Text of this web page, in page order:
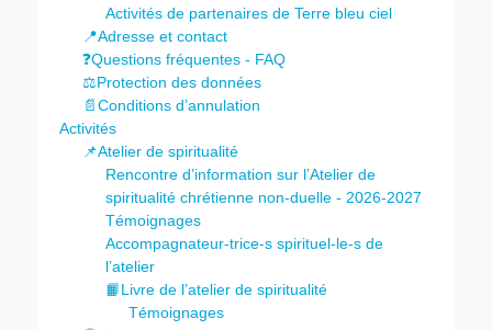
Activités de partenaires de Terre bleu ciel
📍Adresse et contact
❓Questions fréquentes - FAQ
⚖️Protection des données
📄Conditions d’annulation
Activités
📌Atelier de spiritualité
Rencontre d’information sur l’Atelier de
spiritualité chrétienne non-duelle - 2026-2027
Témoignages
Accompagnateur-trice-s spirituel-le-s de
l’atelier
📙Livre de l’atelier de spiritualité
Témoignages